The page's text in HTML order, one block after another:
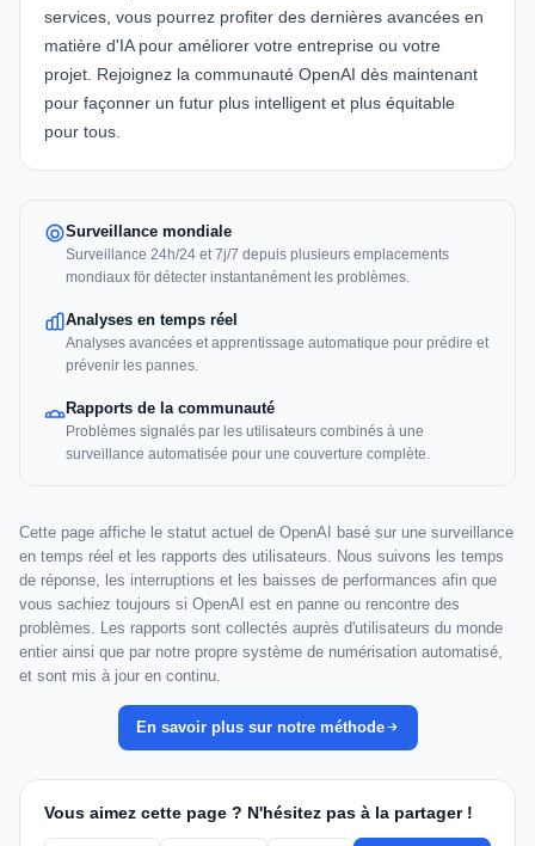
services, vous pourrez profiter des dernières avancées en
matière d'IA pour améliorer votre entreprise ou votre
projet. Rejoignez la communauté OpenAI dès maintenant
pour façonner un futur plus intelligent et plus équitable
pour tous.
Surveillance mondiale
Surveillance 24h/24 et 7j/7 depuis plusieurs emplacements
mondiaux för détecter instantanément les problèmes.
Analyses en temps réel
Analyses avancées et apprentissage automatique pour prédire et
prévenir les pannes.
Rapports de la communauté
Problèmes signalés par les utilisateurs combinés à une
surveillance automatisée pour une couverture complète.
Cette page affiche le statut actuel de OpenAI basé sur une surveillance
en temps réel et les rapports des utilisateurs. Nous suivons les temps
de réponse, les interruptions et les baisses de performances afin que
vous sachiez toujours si OpenAI est en panne ou rencontre des
problèmes. Les rapports sont collectés auprès d'utilisateurs du monde
entier ainsi que par notre propre système de numérisation automatisé,
et sont mis à jour en continu.
En savoir plus sur notre méthode
Vous aimez cette page ? N'hésitez pas à la partager !